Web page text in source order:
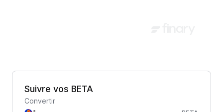
Suivre vos BETA
Convertir